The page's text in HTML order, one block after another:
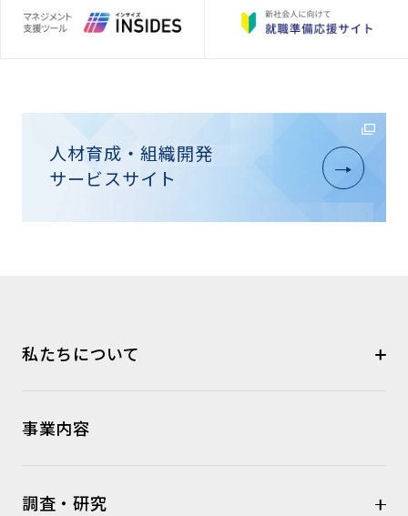
人材育成・組織開発
サービスサイト
私たちについて
事業内容
調査・研究